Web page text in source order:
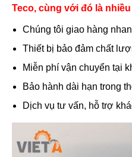
Teco, cùng với đó là
Chúng tôi giao hàng
Thiết bị bảo đảm chất
Miễn phí vận chuyển tại
Bảo hành dài hạn trong
Dịch vụ tư vấn, hỗ trợ